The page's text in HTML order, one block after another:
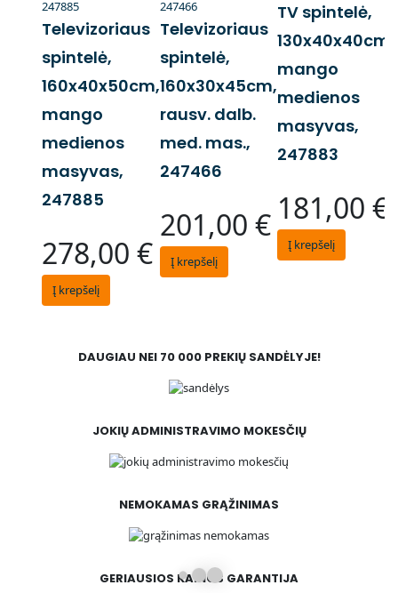
Televizoriaus
spintelė,
160x40x50cm,
mango
medienos
masyvas,
247885
278,00 €
Į krepšelį
Televizoriaus
spintelė,
160x30x45cm,
rausv. dalb.
med. mas.,
247466
201,00 €
Į krepšelį
TV spintelė,
130x40x40cm,
mango
medienos
masyvas,
247883
181,00 €
Į krepšelį
DAUGIAU NEI 70 000 PREKIŲ SANDĖLYJE!
JOKIŲ ADMINISTRAVIMO MOKESČIŲ
NEMOKAMAS GRĄŽINIMAS
GERIAUSIOS KAINOS GARANTIJA